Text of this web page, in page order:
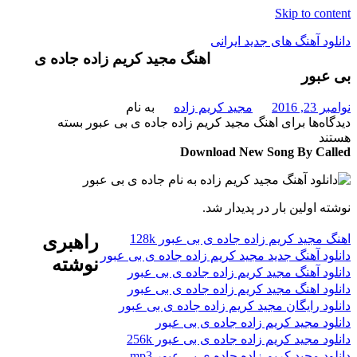
Skip to content
دانلود آهنگ های جدید ایرانی
دانلود
آلبوم
موزیک
اهنگ مجید کریم زاده جاده ی
بی عبور
نوامبر 23, 2016
مجید کریم زاده
دیدگاه‌ها برای اهنگ مجید کریم زاده جاده ی بی عبور بسته
هستند
به نام
Download New Song By Called
نوشته اولین بار در پدیدار شد.
اهنگ مجید کریم زاده جاده ی بی عبور 128k
دانلود آهنگ جدید مجید کریم زاده جاده ی بی عبور
دانلود آهنگ مجید کریم زاده جاده ی بی عبور
دانلود اهنگ مجید کریم زاده جاده ی بی عبور
دانلود رایگان مجید کریم زاده جاده ی بی عبور
دانلود مجید کریم زاده جاده ی بی عبور
دانلود مجید کریم زاده جاده ی بی عبور 256k
راهبری
نوشته